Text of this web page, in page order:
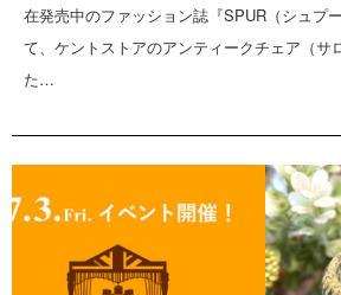
在発売中のファッション誌『SPUR（シュプ
て、ケントストアのアンティークチェア（サ
た…